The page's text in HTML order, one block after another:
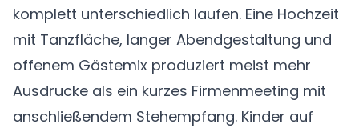
komplett unterschiedlich laufen. Eine Hochzeit
mit Tanzfläche, langer Abendgestaltung und
offenem Gästemix produziert meist mehr
Ausdrucke als ein kurzes Firmenmeeting mit
anschließendem Stehempfang. Kinder auf